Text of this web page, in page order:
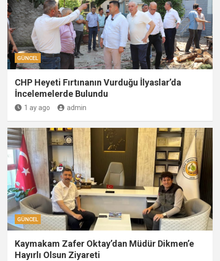
GÜNCEL
CHP Heyeti Fırtınanın Vurduğu İlyaslar’da
İncelemelerde Bulundu
1 ay ago admin
GÜNCEL
Kaymakam Zafer Oktay’dan Müdür Dikmen’e
Hayırlı Olsun Ziyareti